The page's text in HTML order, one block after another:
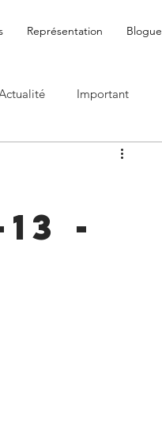
Représentation Blogue
Important
-